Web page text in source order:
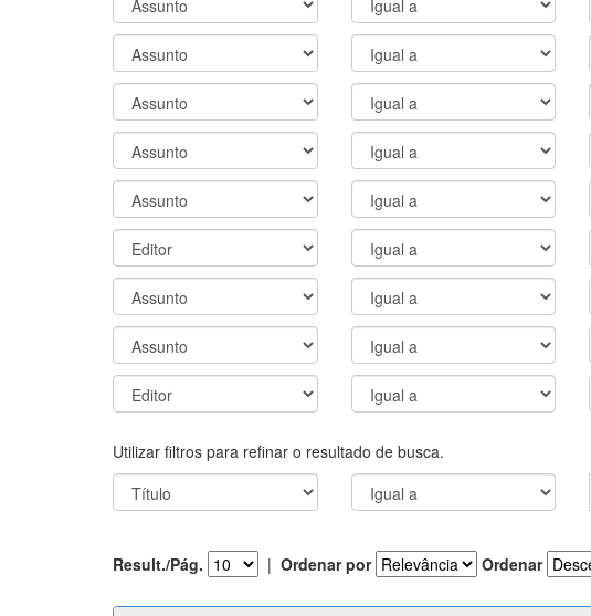
Utilizar filtros para refinar o resultado de busca.
Result./Pág. | Ordenar por Ordenar